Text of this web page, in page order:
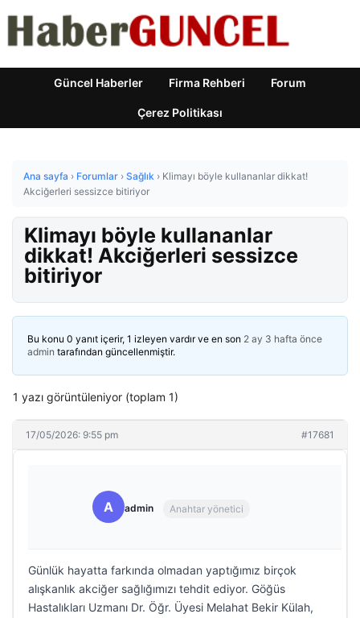
Güncel Haberler Firma Rehberi Forum
Çerez Politikası
Ana sayfa › Forumlar › Sağlık › Klimayı böyle kullananlar dikkat!
Akciğerleri sessizce bitiriyor
Klimayı böyle kullananlar
dikkat! Akciğerleri sessizce
bitiriyor
Bu konu 0 yanıt içerir, 1 izleyen vardır ve en son 2 ay 3 hafta önce
admin tarafından güncellenmiştir.
1 yazı görüntüleniyor (toplam 1)
17/05/2026: 9:55 pm #17681
A admin Anahtar yönetici
Günlük hayatta farkında olmadan yaptığımız birçok
alışkanlık akciğer sağlığımızı tehdit ediyor. Göğüs
Hastalıkları Uzmanı Dr. Öğr. Üyesi Melahat Bekir Külah,